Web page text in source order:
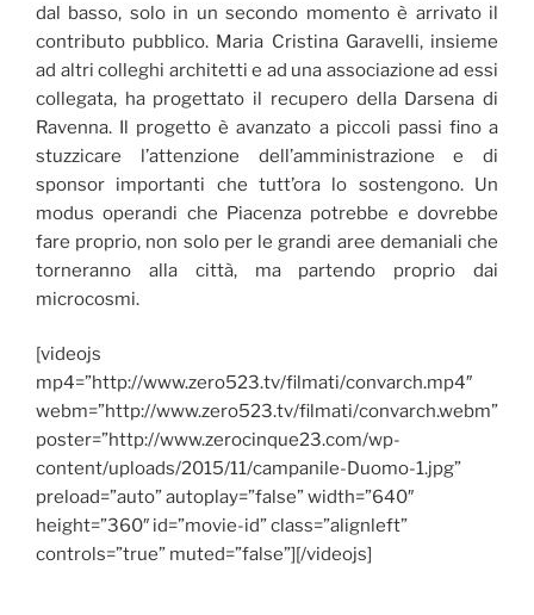
dal basso, solo in un secondo momento è arrivato il
contributo pubblico. Maria Cristina Garavelli, insieme
ad altri colleghi architetti e ad una associazione ad essi
collegata, ha progettato il recupero della Darsena di
Ravenna. Il progetto è avanzato a piccoli passi fino a
stuzzicare l’attenzione dell’amministrazione e di
sponsor importanti che tutt’ora lo sostengono. Un
modus operandi che Piacenza potrebbe e dovrebbe
fare proprio, non solo per le grandi aree demaniali che
torneranno alla città, ma partendo proprio dai
microcosmi.
[videojs
mp4=”http://www.zero523.tv/filmati/convarch.mp4″
webm=”http://www.zero523.tv/filmati/convarch.webm”
poster=”http://www.zerocinque23.com/wp-
content/uploads/2015/11/campanile-Duomo-1.jpg”
preload=”auto” autoplay=”false” width=”640″
height=”360″ id=”movie-id” class=”alignleft”
controls=”true” muted=”false”][/videojs]